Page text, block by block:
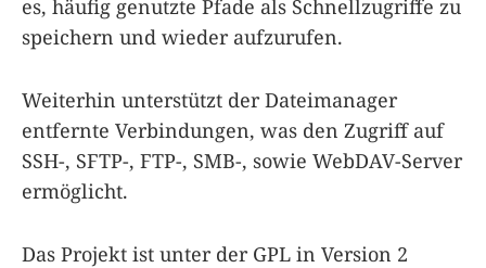
es, häufig genutzte Pfade als Schnellzugriffe zu
speichern und wieder aufzurufen.
Weiterhin unterstützt der Dateimanager
entfernte Verbindungen, was den Zugriff auf
SSH-, SFTP-, FTP-, SMB-, sowie WebDAV-Server
ermöglicht.
Das Projekt ist unter der GPL in Version 2